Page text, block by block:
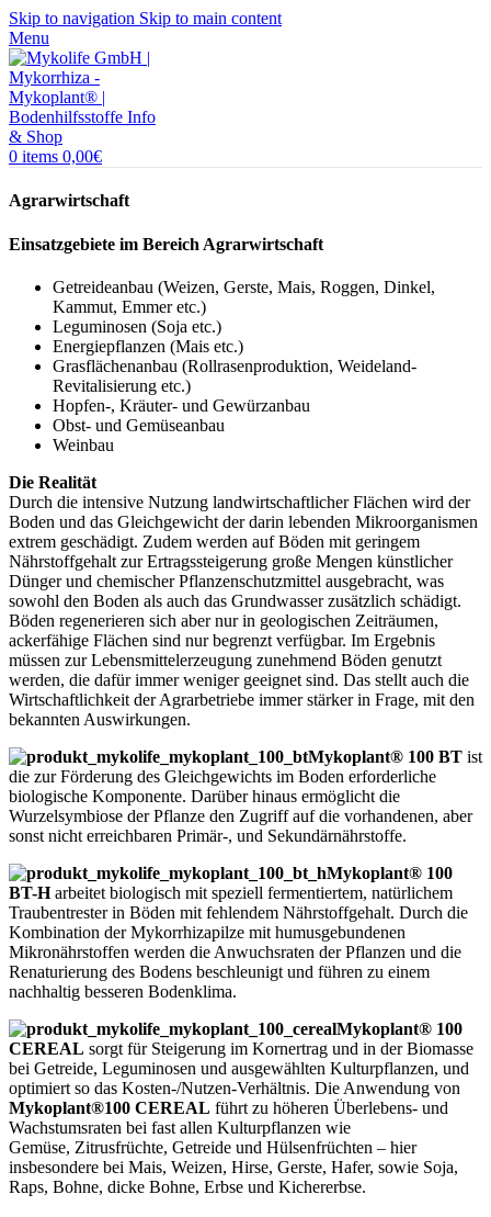
Skip to navigation Skip to main content
Menu
0 items 0,00€
Agrarwirtschaft
Einsatzgebiete im Bereich Agrarwirtschaft
Getreideanbau (Weizen, Gerste, Mais, Roggen, Dinkel,
Kammut, Emmer etc.)
Leguminosen (Soja etc.)
Energiepflanzen (Mais etc.)
Grasflächenanbau (Rollrasenproduktion, Weideland-
Revitalisierung etc.)
Hopfen-, Kräuter- und Gewürzanbau
Obst- und Gemüseanbau
Weinbau
Die Realität
Durch die intensive Nutzung landwirtschaftlicher Flächen wird der
Boden und das Gleichgewicht der darin lebenden Mikroorganismen
extrem geschädigt. Zudem werden auf Böden mit geringem
Nährstoffgehalt zur Ertragssteigerung große Mengen künstlicher
Dünger und chemischer Pflanzenschutzmittel ausgebracht, was
sowohl den Boden als auch das Grundwasser zusätzlich schädigt.
Böden regenerieren sich aber nur in geologischen Zeiträumen,
ackerfähige Flächen sind nur begrenzt verfügbar. Im Ergebnis
müssen zur Lebensmittelerzeugung zunehmend Böden genutzt
werden, die dafür immer weniger geeignet sind. Das stellt auch die
Wirtschaftlichkeit der Agrarbetriebe immer stärker in Frage, mit den
bekannten Auswirkungen.
Mykoplant® 100 BT ist
die zur Förderung des Gleichgewichts im Boden erforderliche
biologische Komponente. Darüber hinaus ermöglicht die
Wurzelsymbiose der Pflanze den Zugriff auf die vorhandenen, aber
sonst nicht erreichbaren Primär-, und Sekundärnährstoffe.
Mykoplant® 100
BT-Harbeitet biologisch mit speziell fermentiertem, natürlichem
Traubentrester in Böden mit fehlendem Nährstoffgehalt. Durch die
Kombination der Mykorrhizapilze mit humusgebundenen
Mikronährstoffen werden die Anwuchsraten der Pflanzen und die
Renaturierung des Bodens beschleunigt und führen zu einem
nachhaltig besseren Bodenklima.
Mykoplant® 100
CEREAL sorgt für Steigerung im Kornertrag und in der Biomasse
bei Getreide, Leguminosen und ausgewählten Kulturpflanzen, und
optimiert so das Kosten-/Nutzen-Verhältnis. Die Anwendung von
Mykoplant®100 CEREAL führt zu höheren Überlebens- und
Wachstumsraten bei fast allen Kulturpflanzen wie
Gemüse, Zitrusfrüchte, Getreide und Hülsenfrüchten – hier
insbesondere bei Mais, Weizen, Hirse, Gerste, Hafer, sowie Soja,
Raps, Bohne, dicke Bohne, Erbse und Kichererbse.